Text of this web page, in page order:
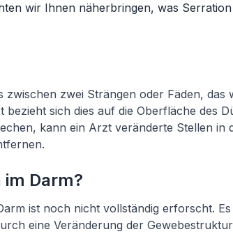
wir Ihnen näherbringen, was
zwei Strängen oder Fäden, das
bezieht sich dies auf die Oberfläche des
kann ein Arzt veränderte Stellen in
Darm?
ist noch nicht vollständig erforscht. Es
eine Veränderung der